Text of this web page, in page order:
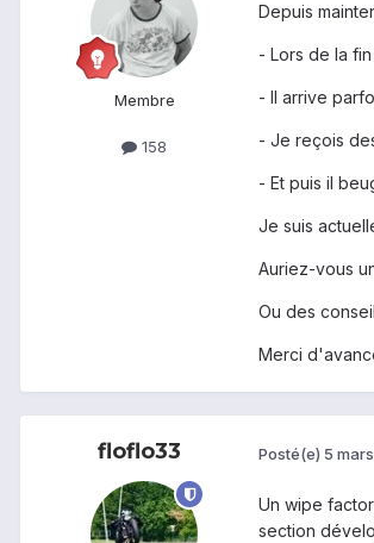
Membre
158
Depuis
- Lors de la
- Il arrive
- Je reçois
- Et puis il
Je suis
Auriez-vous
Ou des
Merci
floflo33 Posté(e) 5
Un wipe
section